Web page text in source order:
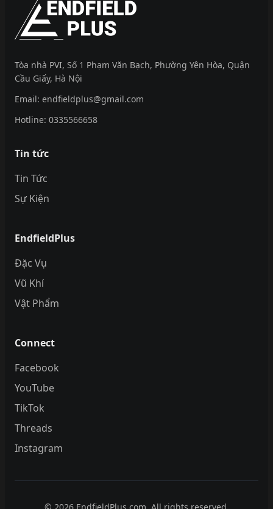
EndfieldPlus
Tòa nhà PVI, Số 1 Phạm Văn Bạch, Phường Yên Hòa, Quận
Cầu Giấy, Hà Nội
Email: endfieldplus@gmail.com
Hotline: 0335566658
Tin tức
Tin Tức
Sự Kiện
EndfieldPlus
Đặc Vụ
Vũ Khí
Vật Phẩm
Connect
Facebook
YouTube
TikTok
Threads
Instagram